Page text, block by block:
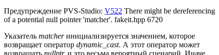
Предупреждение PVS-Studio: V522 There might be dereferencing
of a potential null pointer 'matcher'. fakeit.hpp 6720
Указатель matcherинициализируется значением, которое
возвращает оператор dynamic_cast. А этот оператор может
возвращать nullptr, и это весьма вероятный сценарий. Иначе